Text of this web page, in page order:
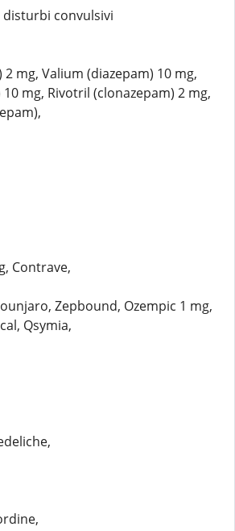
convulsivi
mg, Valium (diazepam) 10 mg,
mg, Rivotril (clonazepam) 2 mg,
Contrave,
Zepbound, Ozempic 1 mg,
Qsymia,